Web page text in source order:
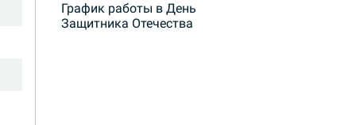
График работы в День
Защитника Отечества